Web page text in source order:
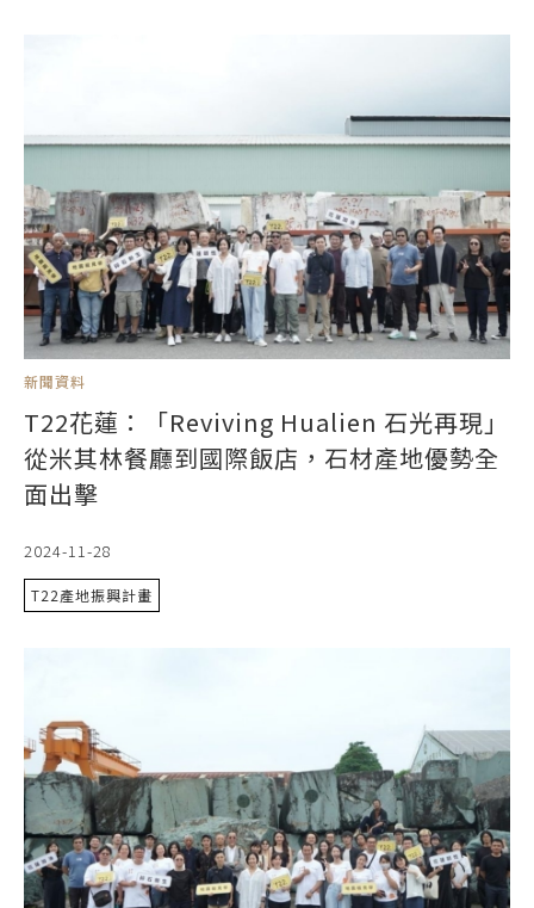
新聞資料
T22花蓮：「Reviving Hualien 石光再現」
從米其林餐廳到國際飯店，石材產地優勢全
面出擊
2024-11-28
T22產地振興計畫